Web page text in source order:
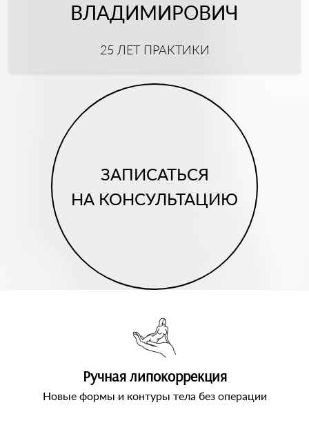
ВЛАДИМИРОВИЧ
25 ЛЕТ ПРАКТИКИ
ЗАПИСАТЬСЯ
НА КОНСУЛЬТАЦИЮ
Ручная липокоррекция
Новые формы и контуры тела без операции